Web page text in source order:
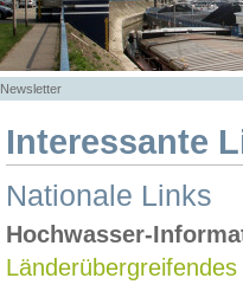
Newsletter
Interessante
Nationale Links
Hochwasser-